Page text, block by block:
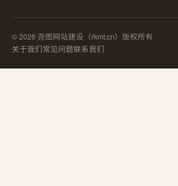
© 2026 尧图网站建设（rkmt.cn）版权所有
关于我们常见问题联系我们